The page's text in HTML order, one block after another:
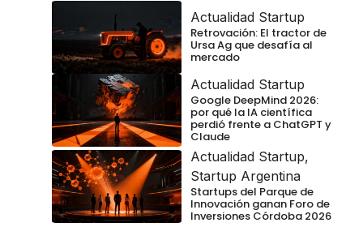
Actualidad Startup
Retrovación: El tractor de
Ursa Ag que desafía al
mercado
Actualidad Startup
Google DeepMind 2026:
por qué la IA científica
perdió frente a ChatGPT y
Claude
Actualidad Startup,
Startup Argentina
Startups del Parque de
Innovación ganan Foro de
Inversiones Córdoba 2026